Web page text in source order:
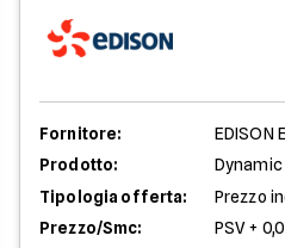
Fornitore:
EDISON
Prodotto:
Dynamic
Tipologia offerta:
Prezzo
Prezzo/Smc:
PSV +